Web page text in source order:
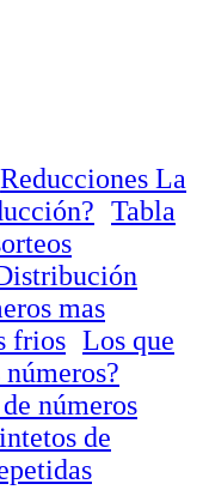
Reducciones La
Tabla
mas
frios Los que
números
de